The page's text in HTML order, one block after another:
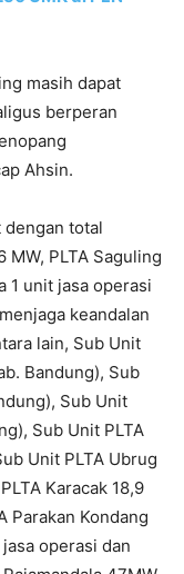
masih dapat
berperan
Ahsin.
dengan total
PLTA Saguling
1 unit jasa operasi
keandalan
lain, Sub Unit
Bandung), Sub
Sub Unit
Sub Unit PLTA
Unit PLTA Ubrug
Karacak 18,9
Parakan Kondang
operasi dan